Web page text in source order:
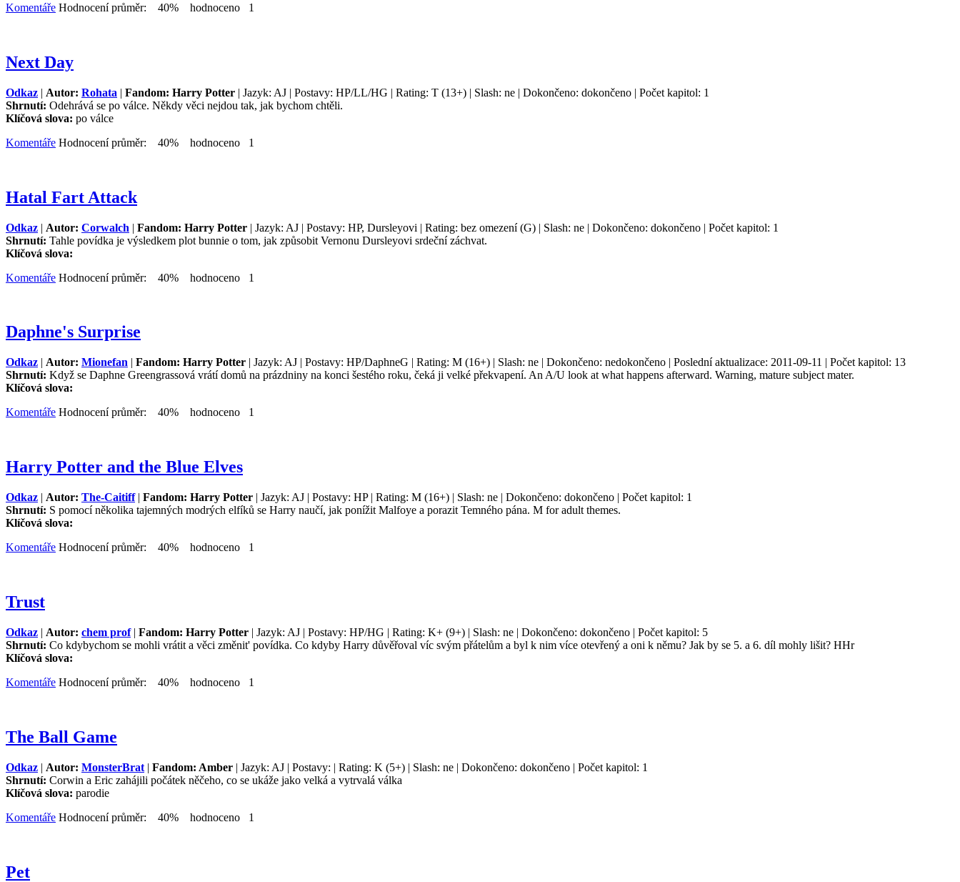
Komentáře Hodnocení průměr: 40% hodnoceno 1
Next Day
Odkaz | Autor: Rohata | Fandom: Harry Potter | Jazyk: AJ | Postavy: HP/LL/HG | Rating: T (13+) | Slash: ne | Dokončeno: dokončeno | Počet kapitol: 1
Shrnutí: Odehrává se po válce. Někdy věci nejdou tak, jak bychom chtěli.
Klíčová slova: po válce
Komentáře Hodnocení průměr: 40% hodnoceno 1
Hatal Fart Attack
Odkaz | Autor: Corwalch | Fandom: Harry Potter | Jazyk: AJ | Postavy: HP, Dursleyovi | Rating: bez omezení (G) | Slash: ne | Dokončeno: dokončeno | Počet kapitol: 1
Shrnutí: Tahle povídka je výsledkem plot bunnie o tom, jak způsobit Vernonu Dursleyovi srdeční záchvat.
Klíčová slova:
Komentáře Hodnocení průměr: 40% hodnoceno 1
Daphne's Surprise
Odkaz | Autor: Mionefan | Fandom: Harry Potter | Jazyk: AJ | Postavy: HP/DaphneG | Rating: M (16+) | Slash: ne | Dokončeno: nedokončeno | Poslední aktualizace: 2011-09-11 | Počet kapitol: 13
Shrnutí: Když se Daphne Greengrassová vrátí domů na prázdniny na konci šestého roku, čeká ji velké překvapení. An A/U look at what happens afterward. Warning, mature subject mater.
Klíčová slova:
Komentáře Hodnocení průměr: 40% hodnoceno 1
Harry Potter and the Blue Elves
Odkaz | Autor: The-Caitiff| Fandom: Harry Potter | Jazyk: AJ | Postavy: HP | Rating: M (16+) | Slash: ne | Dokončeno: dokončeno | Počet kapitol: 1
Shrnutí: S pomocí několika tajemných modrých elfíků se Harry naučí, jak ponížit Malfoye a porazit Temného pána. M for adult themes.
Klíčová slova:
Komentáře Hodnocení průměr: 40% hodnoceno 1
Trust
Odkaz | Autor: chem prof| Fandom: Harry Potter | Jazyk: AJ | Postavy: HP/HG | Rating: K+ (9+) | Slash: ne | Dokončeno: dokončeno | Počet kapitol: 5
Shrnutí: Co kdybychom se mohli vrátit a věci změnit' povídka. Co kdyby Harry důvěřoval víc svým přátelům a byl k nim více otevřený a oni k němu? Jak by se 5. a 6. díl mohly lišit? HHr
Klíčová slova:
Komentáře Hodnocení průměr: 40% hodnoceno 1
The Ball Game
Odkaz | Autor: MonsterBrat | Fandom: Amber | Jazyk: AJ | Postavy: | Rating: K (5+) | Slash: ne | Dokončeno: dokončeno | Počet kapitol: 1
Shrnutí: Corwin a Eric zahájili počátek něčeho, co se ukáže jako velká a vytrvalá válka
Klíčová slova: parodie
Komentáře Hodnocení průměr: 40% hodnoceno 1
Pet